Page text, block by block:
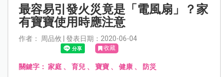
最容易引發火災竟是「電風扇」？家
有寶寶使用時應注意
作者： 周品攸 | 發表日期：2020-06-04
收藏
關鍵字： 家庭、 育兒、 寶寶、 健康、 防災